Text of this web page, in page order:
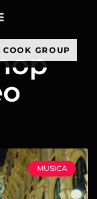
GROUP
MUSICA